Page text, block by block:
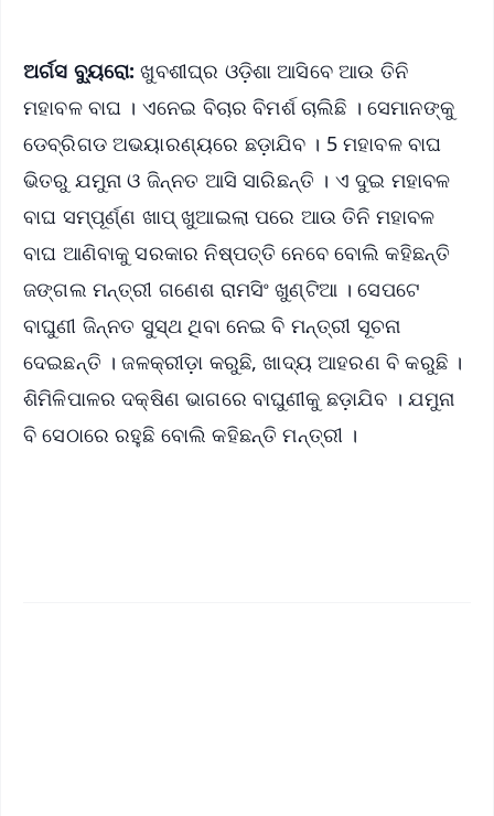
ଅର୍ଗସ ବ୍ୟୁରୋ:ଖୁବଶୀଘ୍ର ଓଡ଼ିଶା ଆସିବେ ଆଉ ତିନି
ମହାବଳ ବାଘ । ଏନେଇ ବିଚାର ବିମର୍ଶ ଚାଲିଛି । ସେମାନଙ୍କୁ
ଡେବ୍ରିଗଡ ଅଭୟାରଣ୍ୟରେ ଛଡ଼ାଯିବ । 5 ମହାବଳ ବାଘ
ଭିତରୁ ଯମୁନା ଓ ଜିନ୍ନତ ଆସି ସାରିଛନ୍ତି । ଏ ଦୁଇ ମହାବଳ
ବାଘ ସମ୍ପୂର୍ଣ୍ଣ ଖାପ୍ ଖୁଆଇଲା ପରେ ଆଉ ତିନି ମହାବଳ
ବାଘ ଆଣିବାକୁ ସରକାର ନିଷ୍ପତ୍ତି ନେବେ ବୋଲି କହିଛନ୍ତି
ଜଙ୍ଗଲ ମନ୍ତ୍ରୀ ଗଣେଶ ରାମସିଂ ଖୁଣ୍ଟିଆ । ସେପଟେ
ବାଘୁଣୀ ଜିନ୍ନତ ସୁସ୍ଥ ଥିବା ନେଇ ବି ମନ୍ତ୍ରୀ ସୂଚନା
ଦେଇଛନ୍ତି । ଜଳକ୍ରୀଡ଼ା କରୁଛି, ଖାଦ୍ୟ ଆହରଣ ବି କରୁଛି ।
ଶିମିଳିପାଳର ଦକ୍ଷିଣ ଭାଗରେ ବାଘୁଣୀକୁ ଛଡ଼ାଯିବ । ଯମୁନା
ବି ସେଠାରେ ରହୁଛି ବୋଲି କହିଛନ୍ତି ମନ୍ତ୍ରୀ ।